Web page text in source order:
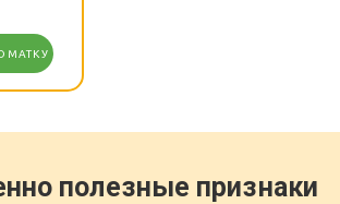
полезные признаки